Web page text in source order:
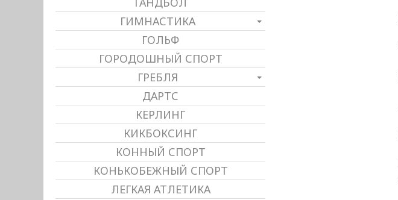
ГИМНАСТИКА
ГОЛЬФ
ГОРОДОШНЫЙ СПОРТ
ГРЕБЛЯ
ДАРТС
КЕРЛИНГ
КИКБОКСИНГ
КОННЫЙ СПОРТ
КОНЬКОБЕЖНЫЙ СПОРТ
ЛЕГКАЯ АТЛЕТИКА